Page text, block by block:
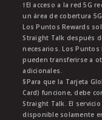
†El acceso a la red 5G
un área de cobertura
Los Puntos Rewards
Straight Talk después
necesarios. Los
pueden transferirse a
adicionales.
§Para que la Tarjeta
Card) funcione, debe
Straight Talk. El
disponible solamente